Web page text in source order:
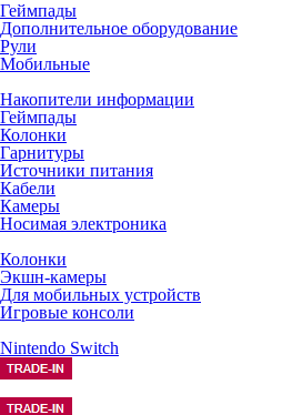
Геймпады
Дополнительное оборудование
Рули
Мобильные
Накопители информации
Геймпады
Колонки
Гарнитуры
Источники питания
Кабели
Камеры
Носимая электроника
Колонки
Экшн-камеры
Для мобильных устройств
Игровые консоли
Nintendo Switch